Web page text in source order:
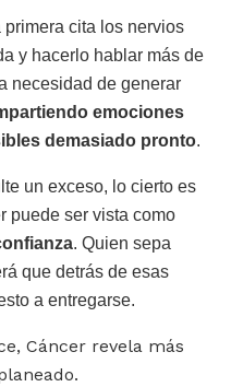
cita los nervios
y hacerlo hablar más de
necesidad de generar
emociones
demasiado pronto.
un exceso, lo cierto es
puede ser vista como
. Quien sepa
que detrás de esas
a entregarse.